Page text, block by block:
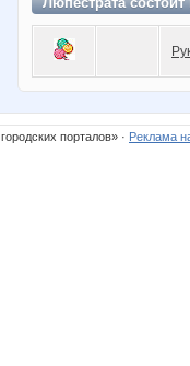
порталов» · Реклама